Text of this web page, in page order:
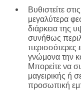
Βυθιστείτε
μεγαλύτερα
διάρκεια της
συνήθως
περισσότερες
γνώμονα την
Μπορείτε να
μαγειρικής ή
προσωπική